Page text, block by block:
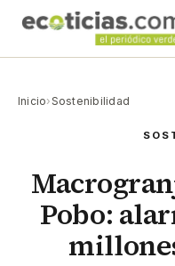
Inicio›Sostenibilidad
Pobo: